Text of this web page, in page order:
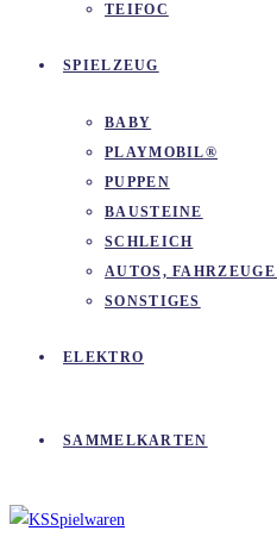
TEIFOC
SPIELZEUG
BABY
PLAYMOBIL®
PUPPEN
BAUSTEINE
SCHLEICH
AUTOS,
SONSTIGES
ELEKTRO
SAMMELKARTEN